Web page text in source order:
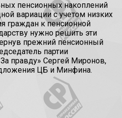
пенсионных накоплений
вариации с учетом низких
граждан к пенсионной
нужно решить эти
прежний пенсионный
партии
правду» Сергей Миронов,
ЦБ и Минфина.